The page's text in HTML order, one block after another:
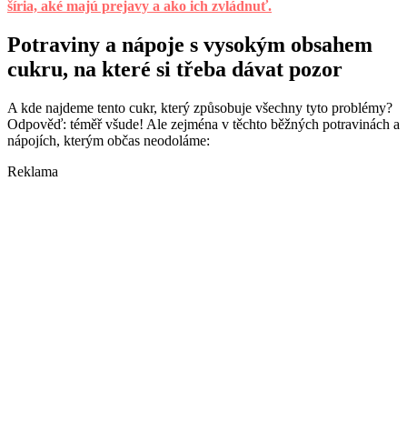
šíria, aké majú prejavy a ako ich zvládnuť.
Potraviny a nápoje s vysokým obsahem
cukru, na které si třeba dávat pozor
A kde najdeme tento cukr, který způsobuje všechny tyto problémy?
Odpověď: téměř všude! Ale zejména v těchto běžných potravinách a
nápojích, kterým občas neodoláme:
Reklama